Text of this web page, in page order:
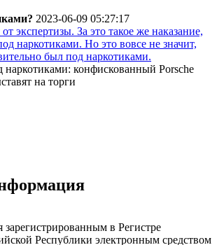
2023-06-09 05:27:17
экспертизы. За это такое же наказание,
наркотиками. Но это вовсе не значит,
был под наркотиками.
наркотиками: конфискованный Porsche
на торги
зарегистрированным в Регистре
Республики электронным средством